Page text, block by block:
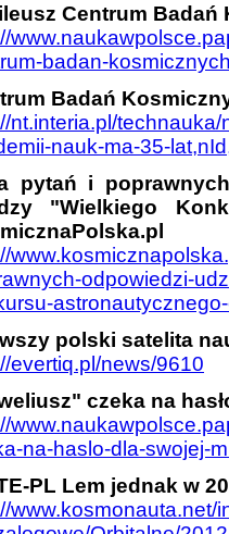
Centrum Badań
badan-
Badań
nt.interia.pl/
nauk-ma-35-
pytań i
"Wielkiego
odpowiedzi-
polski satelita
evertiq.pl/news/9610
czeka na
na-haslo-dla-swojej-
PL Lem jednak w
www.kosmonauta.net/